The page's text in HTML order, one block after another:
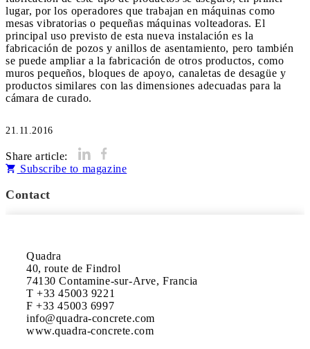
lugar, por los operadores que trabajan en máquinas como
mesas vibratorias o pequeñas máquinas volteadoras. El
principal uso previsto de esta nueva instalación es la
fabricación de pozos y anillos de asentamiento, pero también
se puede ampliar a la fabricación de otros productos, como
muros pequeños, bloques de apoyo, canaletas de desagüe y
productos similares con las dimensiones adecuadas para la
cámara de curado.
21.11.2016
Share article:
Subscribe to magazine
Contact
Quadra
40, route de Findrol
74130 Contamine-sur-Arve, Francia
T +33 45003 9221
F +33 45003 6997
info@quadra-concrete.com
www.quadra-concrete.com